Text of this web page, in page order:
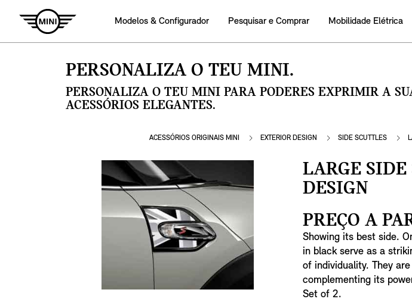
Modelos & Configurador Pesquisar e Comprar Mobilidade Elétrica
PERSONALIZA O TEU MINI.
PERSONALIZA O TEU MINI PARA PODERES EXPRIMIR A
ACESSÓRIOS ELEGANTES.
ACESSÓRIOS ORIGINAIS MINI EXTERIOR DESIGN SIDE SCUTTLES
LARGE SIDE
DESIGN
PREÇO A
Showing its best side.
in black serve as a
of individuality. They
complementing its
Set of 2.